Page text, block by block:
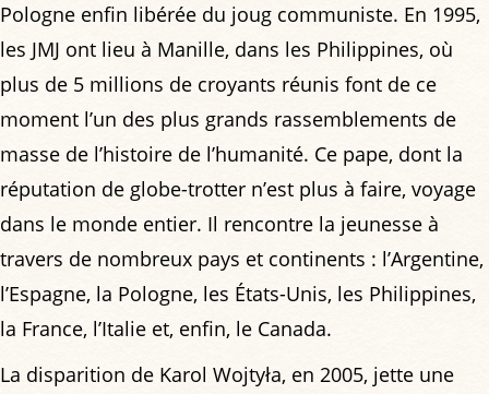
Pologne enfin libérée du joug communiste. En 1995,
les JMJ ont lieu à Manille, dans les Philippines, où
plus de 5 millions de croyants réunis font de ce
moment l’un des plus grands rassemblements de
masse de l’histoire de l’humanité. Ce pape, dont la
réputation de globe-trotter n’est plus à faire, voyage
dans le monde entier. Il rencontre la jeunesse à
travers de nombreux pays et continents : l’Argentine,
l’Espagne, la Pologne, les États-Unis, les Philippines,
la France, l’Italie et, enfin, le Canada.
La disparition de Karol Wojtyła, en 2005, jette une